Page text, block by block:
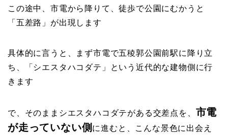
この途中、市電から降りて、徒歩で公園にむかうと
「五差路」が出現します
具体的に言うと、まず市電で五稜郭公園前駅に降り立
ち、「シエスタハコダテ」という近代的な建物側に行
きます
で、そのままシエスタハコダテがある交差点を、 市電
が走っていない側 に進むと、こんな景色に出会え